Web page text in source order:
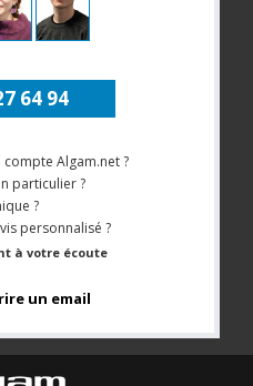
64 94
Algam.net ?
particulier ?
?
personnalisé ?
à votre écoute
un email